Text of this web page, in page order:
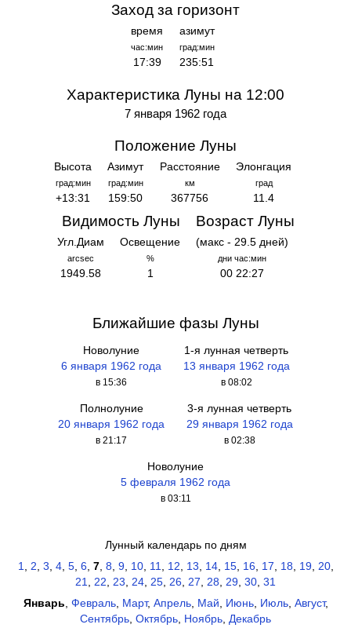
Заход за горизонт
время
час:мин
17:39
азимут
град:мин
235:51
Характеристика Луны на 12:00
7 января 1962 года
Положение Луны
Высота
град:мин
+13:31
Азимут
град:мин
159:50
Расстояние
км
367756
Элонгация
град
11.4
Видимость Луны
Угл.Диам
arcsec
1949.58
Освещение
%
1
Возраст Луны
(макс - 29.5 дней)
дни час:мин
00 22:27
Ближайшие фазы Луны
Новолуние
6 января 1962 года
в 15:36
1-я лунная четверть
13 января 1962 года
в 08:02
Полнолуние
20 января 1962 года
в 21:17
3-я лунная четверть
29 января 1962 года
в 02:38
Новолуние
5 февраля 1962 года
в 03:11
Лунный календарь по дням
1, 2, 3, 4, 5, 6, 7, 8, 9, 10, 11, 12, 13, 14, 15, 16, 17, 18, 19, 20,
21, 22, 23, 24, 25, 26, 27, 28, 29, 30, 31
Январь Февраль, Март, Апрель, Май Июнь, Июль, Август,
Сентябрь Октябрь Ноябрь Декабрь